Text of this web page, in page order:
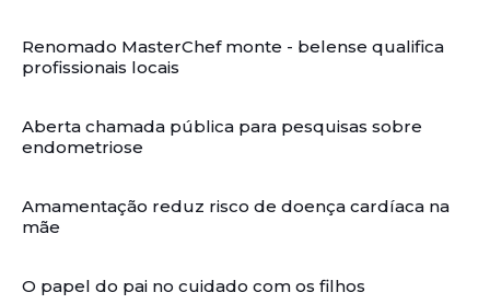
Renomado MasterChef monte - belense qualifica
profissionais locais
Aberta chamada pública para pesquisas sobre
endometriose
Amamentação reduz risco de doença cardíaca na
mãe
O papel do pai no cuidado com os filhos